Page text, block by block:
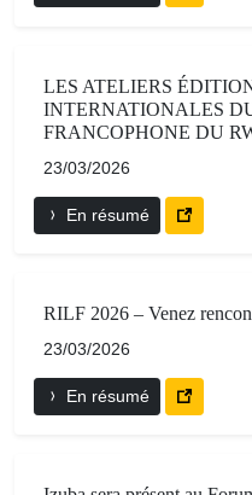
LES ATELIERS
INTERNATIONALES
FRANCOPHONE DU
23/03/2026
En résumé
RILF 2026 – Venez
23/03/2026
En résumé